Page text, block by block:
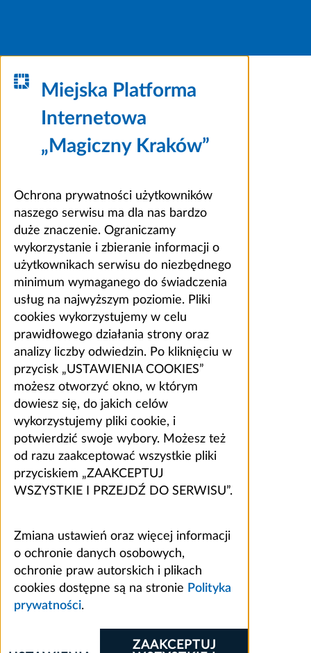
Miejska Platforma
Internetowa
„Magiczny Kraków”
Ochrona prywatności użytkowników
naszego serwisu ma dla nas bardzo
duże znaczenie. Ograniczamy
wykorzystanie i zbieranie informacji o
użytkownikach serwisu do niezbędnego
minimum wymaganego do świadczenia
usług na najwyższym poziomie. Pliki
cookies wykorzystujemy w celu
prawidłowego działania strony oraz
analizy liczby odwiedzin. Po kliknięciu w
przycisk „USTAWIENIA COOKIES”
możesz otworzyć okno, w którym
dowiesz się, do jakich celów
wykorzystujemy pliki cookie, i
potwierdzić swoje wybory. Możesz też
od razu zaakceptować wszystkie pliki
przyciskiem „ZAAKCEPTUJ
WSZYSTKIE I PRZEJDŹ DO SERWISU”.
Zmiana ustawień oraz więcej informacji
o ochronie danych osobowych,
ochronie praw autorskich i plikach
cookies dostępne są na stronie Polityka
prywatności.
ZAAKCEPTUJ